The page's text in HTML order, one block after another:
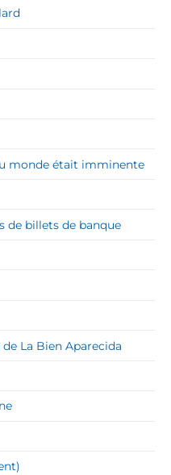
monde était imminente
de billets de banque
La Bien Aparecida